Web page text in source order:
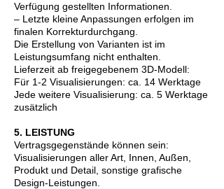
Verfügung gestellten Informationen.
– Letzte kleine Anpassungen erfolgen im
finalen Korrekturdurchgang.
Die Erstellung von Varianten ist im
Leistungsumfang nicht enthalten.
Lieferzeit ab freigegebenem 3D-Modell:
Für 1-2 Visualisierungen: ca. 14 Werktage
Jede weitere Visualisierung: ca. 5 Werktage
zusätzlich
5. LEISTUNG
Vertragsgegenstände können sein:
Visualisierungen aller Art, Innen, Außen,
Produkt und Detail, sonstige grafische
Design-Leistungen.